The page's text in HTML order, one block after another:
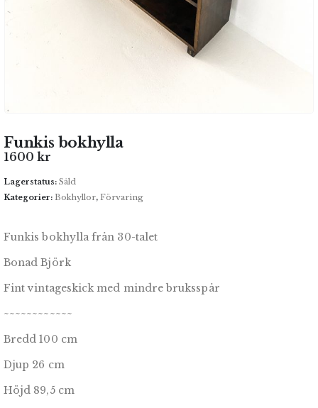
Funkis bokhylla
1600 kr
Lagerstatus: Såld
Kategorier: Bokhyllor, Förvaring
Funkis bokhylla från 30-talet
Bonad Björk
Fint vintageskick med mindre bruksspår
~~~~~~~~~~~~
Bredd 100 cm
Djup 26 cm
Höjd 89,5 cm